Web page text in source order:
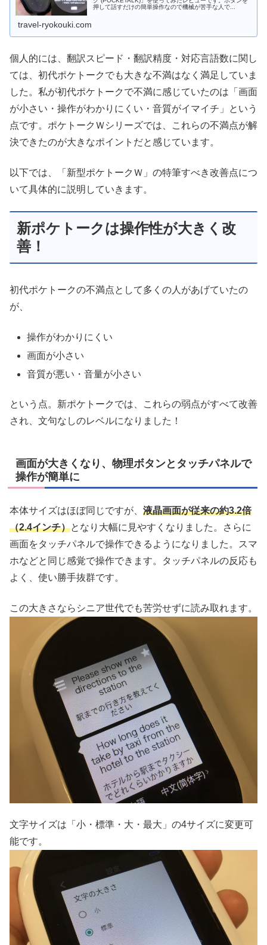
押して話すだけの簡単操作なので機械が苦手な人で...
travel-ryokouki.com
個人的には、翻訳スピード・翻訳精度・対応言語数に関し
ては、初代ポケトークでも大きな不満はなく満足していま
した。私が初代ポケトークで不満に感じていたのは「画面
が小さい・操作がわかりにくい・音質がイマイチ」という
点です。ポケトークＷシリーズでは、これらの不満点が解
決できたのが大きなポイントだと感じています。
以下では、「新型ポケトークＷ」の特筆すべき改善点につ
いて具体的に説明していきます。
新ポケトークは操作性が大きく改
善！
初代ポケトークの不満点として多くの人があげていたの
が、
操作がわかりにくい
画面が小さい
音質が悪い・音量が小さい
という点。新ポケトークでは、これらの弱点がすべて改善
され、文句なしのレベルになりました！
画面が大きくなり、物理ボタンとタッチパネルで
操作が簡単に
本体サイズはほぼ同じですが、 液晶画面が従来の約3.2倍
（2.4インチ）となり大幅に見やすくなりました。さらに
画面をタッチパネルで操作できるようになりました。スマ
ホなどと同じ感覚で操作できます。タッチパネルの反応も
よく、使い勝手抜群です。
この大きさならシニア世代でも苦労せずに読み取れます。
文字サイズは「小・標準・大・最大」の4サイズに変更可
能です。